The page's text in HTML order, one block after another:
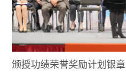
颁授功绩荣誉奖励计划银章